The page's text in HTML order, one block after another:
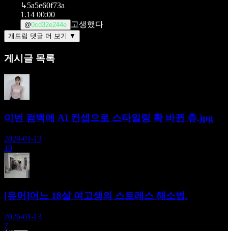
↳5a5e60f73a
1.14 00:00
@0cd32e244e 고생했다
개드립 댓글 더 보기 ▼
게시글 목록
이번 컴백에 AI 컨셉으로 스타일링 확 바뀐 츄.jpg
2026-01-13
10
[유머]어느 18살 여고생의 스트레스 해소법.
2026-01-13
7